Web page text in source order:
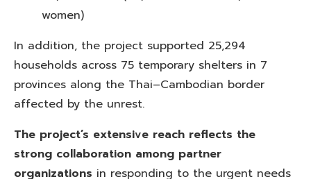
women)
In addition, the project supported 25,294
households across 75 temporary shelters in 7
provinces along the Thai–Cambodian border
affected by the unrest.
The project’s extensive reach reflects the
strong collaboration among partner
organizations in responding to the urgent needs